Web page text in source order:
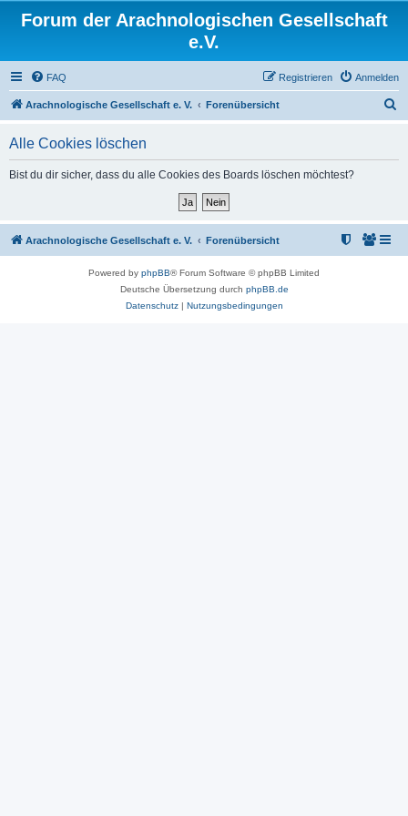
Forum der Arachnologischen Gesellschaft
e.V.
FAQ Anmelden
Registrieren
Arachnologische Gesellschaft e. V. Forenübersicht
Alle Cookies löschen
Bist du dir sicher, dass du alle Cookies des Boards löschen möchtest?
Arachnologische Gesellschaft e. V. Forenübersicht
Powered by phpBB® Forum Software © phpBB Limited
Deutsche Übersetzung durch phpBB.de
Datenschutz| Nutzungsbedingungen